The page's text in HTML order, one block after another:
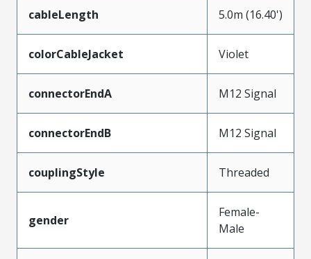
cableLength 5.0m (16.40')
colorCableJacket Violet
connectorEndA M12 Signal
connectorEndB M12 Signal
couplingStyle Threaded
gender
Female-
Male